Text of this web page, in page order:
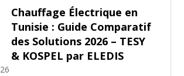
Chauffage Électrique en
Tunisie : Guide Comparatif
des Solutions 2026 – TESY
& KOSPEL par ELEDIS